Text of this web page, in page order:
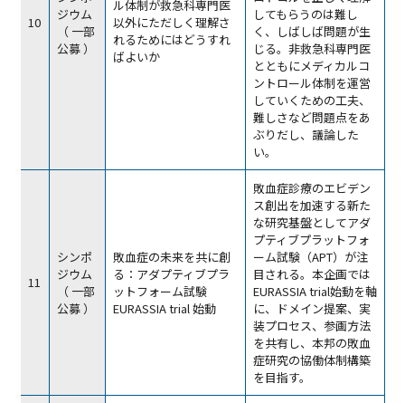
10
ジウム
（ 一部
公募 ）
ル体制が救急科専門医
以外にただしく理解さ
れるためにはどうすれ
ばよいか
してもらうのは難し
く、しばしば問題が生
じる。非救急科専門医
とともにメディカルコ
ントロール体制を運営
していくための工夫、
難しさなど問題点をあ
ぶりだし、議論した
い。
11
シンポ
ジウム
（ 一部
公募 ）
敗血症の未来を共に創
る：アダプティブプラ
ットフォーム試験
EURASSIA trial 始動
敗血症診療のエビデン
ス創出を加速する新た
な研究基盤としてアダ
プティブプラットフォ
ーム試験（APT）が注
目される。本企画では
EURASSIA trial始動を軸
に、ドメイン提案、実
装プロセス、参画方法
を共有し、本邦の敗血
症研究の協働体制構築
を目指す。